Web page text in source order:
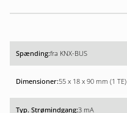
fra KNX-BUS
55 x 18 x 90 mm (1 TE)
3 mA